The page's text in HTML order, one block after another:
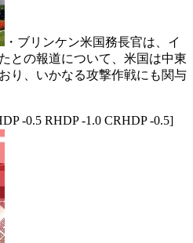
・ブリンケン米国務長官は、イ
との報道について、米国は中東
り、いかなる攻撃作戦にも関与
-0.5 RHDP -1.0 CRHDP -0.5]